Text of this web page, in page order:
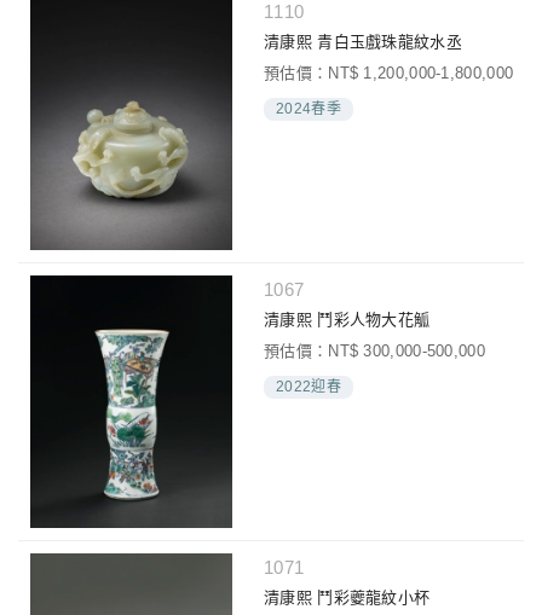
1110
清康熙 青白玉戲珠龍紋水丞
預估價：NT$ 1,200,000-1,800,000
2024春季
1067
清康熙 鬥彩人物大花觚
預估價：NT$ 300,000-500,000
2022迎春
1071
清康熙 鬥彩夔龍紋小杯